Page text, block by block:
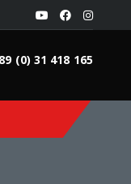
(0) 31 418 165